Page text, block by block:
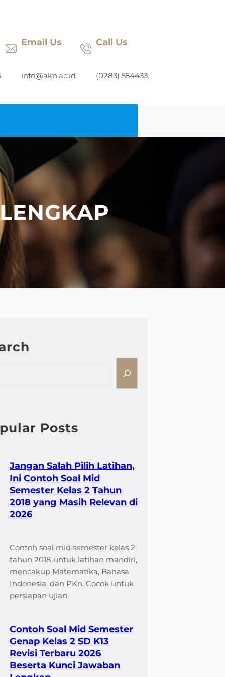
Email Us
info@akn.ac.id
Call Us
(0283) 554433
Posts
Jangan Salah Pilih Latihan,
Ini Contoh Soal Mid
Semester Kelas 2 Tahun
2018 yang Masih Relevan di
2026
Contoh soal mid semester kelas 2
tahun 2018 untuk latihan mandiri,
mencakup Matematika, Bahasa
Indonesia, dan PKn. Cocok untuk
persiapan ujian.
Contoh Soal Mid Semester
Genap Kelas 2 SD K13
Revisi Terbaru 2026
Beserta Kunci Jawaban